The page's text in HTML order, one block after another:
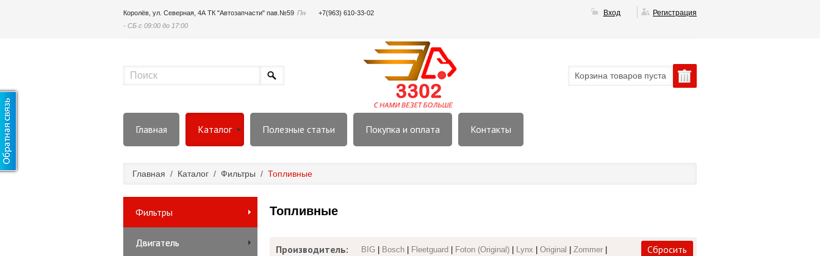
Королёв, ул. Северная, 4А ТК "Автозапчасти" пав.№59 Пн
- СБ с 09:00 до 17:00
+7(963) 610-33-02 Вход Регистрация
Корзина товаров пуста
Главная Каталог Полезные статьи Покупка и оплата Контакты
Главная / Каталог / Фильтры / Топливные
Фильтры
Двигатель
Топливные
Производитель: BIG Bosch Fleetguard Foton (Original) Lynx Original Zommer Сбросить